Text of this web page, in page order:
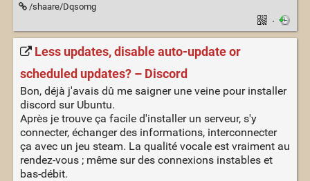
/shaare/Dqsomg
·
Less updates, disable auto-update or
scheduled updates? – Discord
Bon, déjà j'avais dû me saigner une veine pour installer
discord sur Ubuntu.
Après je trouve ça facile d'installer un serveur, s'y
connecter, échanger des informations, interconnecter
ça avec un jeu steam. La qualité vocale est vraiment au
rendez-vous ; même sur des connexions instables et
bas-débit.